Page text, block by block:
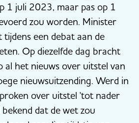
1 juli 2023, maar pas op 1
zou worden. Minister
een debat aan de
Op diezelfde dag bracht
al het nieuws over uitstel van
nieuwsuitzending. Werd in
over uitstel 'tot nader
dat de wet zou